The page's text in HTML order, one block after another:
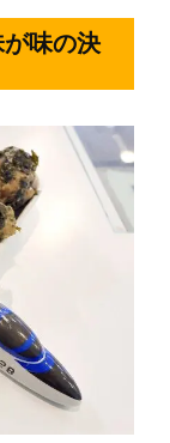
味の決